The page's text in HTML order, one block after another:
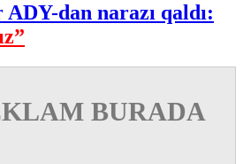
ADY-dan narazı qaldı:
BURADA